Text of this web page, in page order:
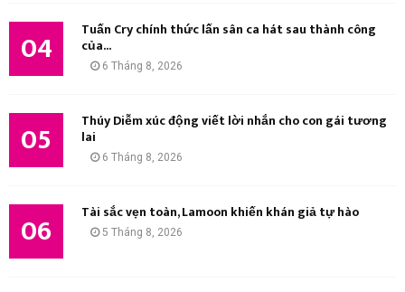
04 Tuấn Cry chính thức lấn sân ca hát sau thành công
của...
6 Tháng 8, 2026
05 Thúy Diễm xúc động viết lời nhắn cho con gái tương
lai
6 Tháng 8, 2026
06 Tài sắc vẹn toàn, Lamoon khiến khán giả tự hào
5 Tháng 8, 2026